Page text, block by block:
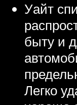
Уайт
быту и
Легко